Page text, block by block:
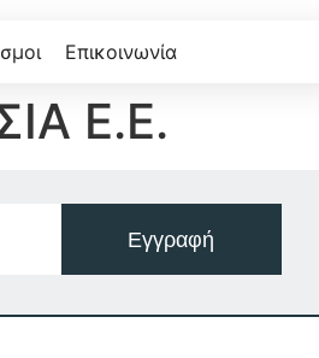
Επικοινωνία
Ε.Ε.
Εγγραφή